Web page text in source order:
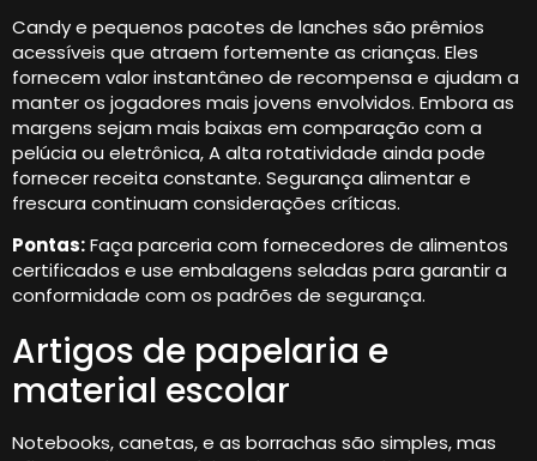
Candy e pequenos pacotes de lanches são prêmios
acessíveis que atraem fortemente as crianças. Eles
fornecem valor instantâneo de recompensa e ajudam a
manter os jogadores mais jovens envolvidos. Embora as
margens sejam mais baixas em comparação com a
pelúcia ou eletrônica, A alta rotatividade ainda pode
fornecer receita constante. Segurança alimentar e
frescura continuam considerações críticas.
Pontas:Faça parceria com fornecedores de alimentos
certificados e use embalagens seladas para garantir a
conformidade com os padrões de segurança.
Artigos de papelaria e
material escolar
Notebooks, canetas, e as borrachas são simples, mas